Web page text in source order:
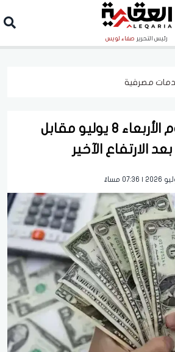
رئيس التحرير صفاء لويس
مصرفية
سعر الدولار اليوم الأربعاء 8 يوليو مقابل
الارتفاع الآخير